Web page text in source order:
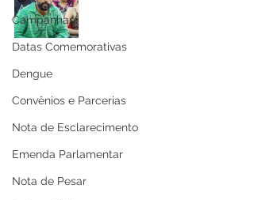
Campanhas
Datas Comemorativas
Dengue
Convênios e Parcerias
Nota de Esclarecimento
Emenda Parlamentar
Nota de Pesar